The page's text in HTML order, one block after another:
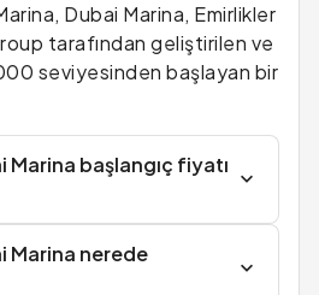
Dubai Marina, Emirlikler
tarafından geliştirilen ve
seviyesinden başlayan bir
Marina başlangıç fiyatı
Marina nerede